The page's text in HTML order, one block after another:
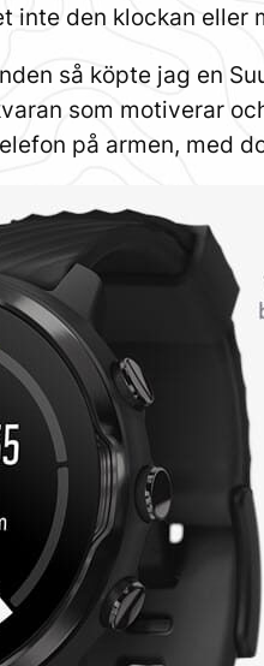
den klockan eller
så köpte jag en
som motiverar
på armen, med